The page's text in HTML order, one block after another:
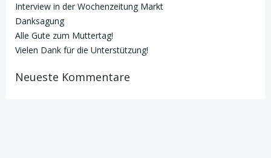
Interview in der Wochenzeitung Markt
Danksagung
Alle Gute zum Muttertag!
Vielen Dank für die Unterstützung!
Neueste Kommentare